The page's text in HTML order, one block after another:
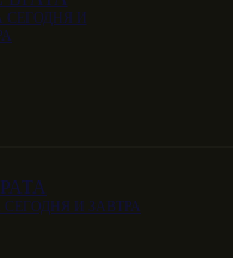
И
И ЗАВТРА